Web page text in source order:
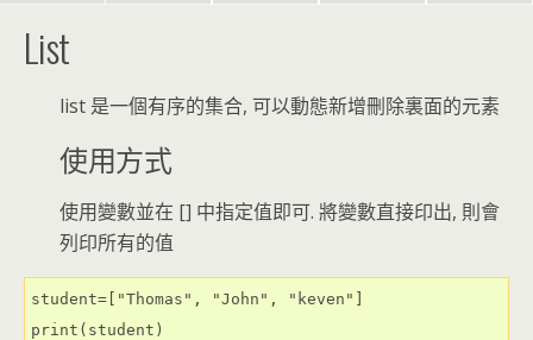
List
list 是一個有序的集合, 可以動態新增刪除裏面的元素
使用方式
使用變數並在 [] 中指定值即可. 將變數直接印出, 則會
列印所有的值
student=["Thomas", "John", "keven"]
print(student)